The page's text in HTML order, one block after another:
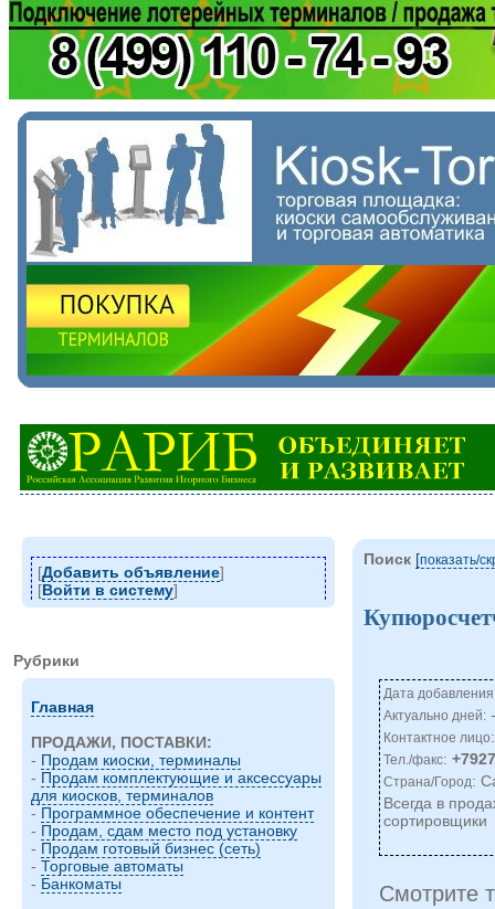
[Добавить объявление]
[Войти в систему]
Рубрики
Главная
ПРОДАЖИ, ПОСТАВКИ:
- Продам киоски, терминалы
- Продам комплектующие и аксессуары
для киосков, терминалов
- Программное обеспечение и контент
- Продам, сдам место под установку
- Продам готовый бизнес (сеть)
- Торговые автоматы
- Банкоматы
Поиск [показать/
Дата
Актуально дней:-
Контактное лицо
Тел./факс:
Страна/Город:
Всегда в
сортировщики
Смотрите